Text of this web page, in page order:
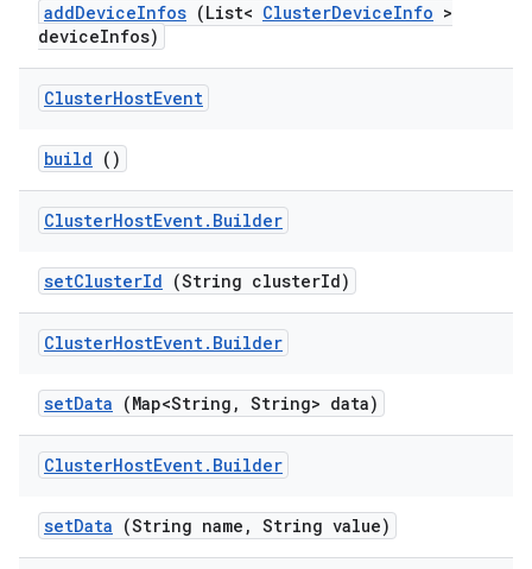
addDeviceInfos (List< ClusterDeviceInfo >
deviceInfos)
ClusterHostEvent
build ()
ClusterHostEvent. Builder
setClusterId (String clusterId)
ClusterHostEvent. Builder
setData (Map<String , String> data)
ClusterHostEvent. Builder
setData (String name , String value)